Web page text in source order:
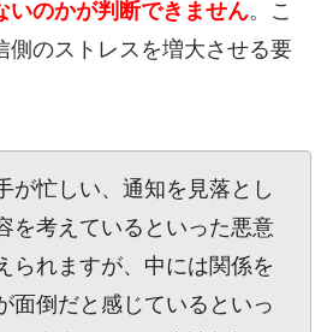
いのかが判断できません。こ
側のストレスを増大させる要
が忙しい、通知を見落とし
を考えているといった悪意
られますが、中には関係を
面倒だと感じているといっ